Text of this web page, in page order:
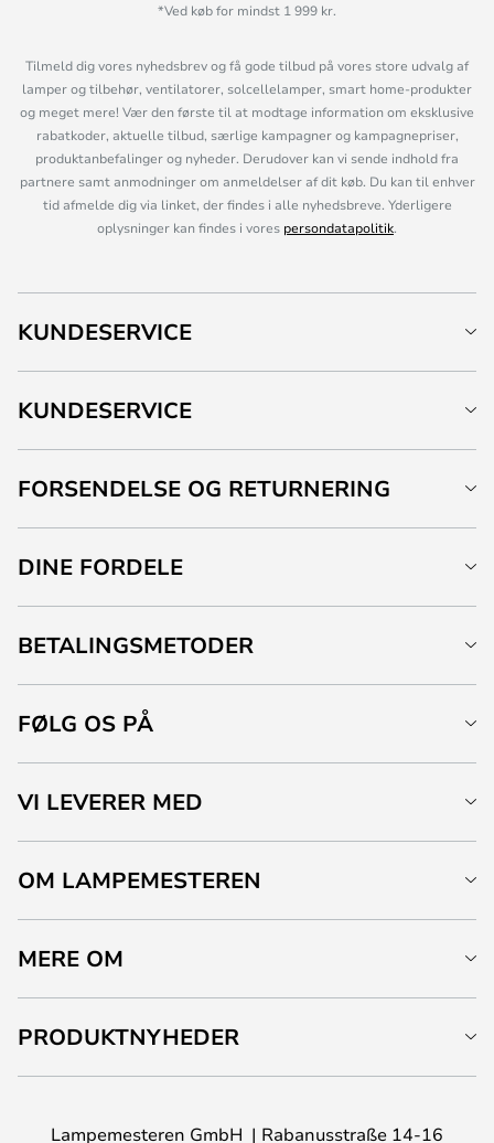
*Ved køb for mindst 1 999 kr.
Tilmeld dig vores nyhedsbrev og få gode tilbud på vores store udvalg af
lamper og tilbehør, ventilatorer, solcellelamper, smart home-produkter
og meget mere! Vær den første til at modtage information om eksklusive
rabatkoder, aktuelle tilbud, særlige kampagner og kampagnepriser,
produktanbefalinger og nyheder. Derudover kan vi sende indhold fra
partnere samt anmodninger om anmeldelser af dit køb. Du kan til enhver
tid afmelde dig via linket, der findes i alle nyhedsbreve. Yderligere
oplysninger kan findes i vores persondatapolitik.
KUNDESERVICE
KUNDESERVICE
FORSENDELSE OG RETURNERING
DINE FORDELE
BETALINGSMETODER
FØLG OS PÅ
VI LEVERER MED
OM LAMPEMESTEREN
MERE OM
PRODUKTNYHEDER
Lampemesteren GmbH Rabanusstraße 14-16